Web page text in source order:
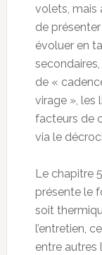
volets, mais
de
évoluer en
de «
virage », les
facteurs de
via le
Le chapitre
présente le
soit
l’entretien,
entre autres